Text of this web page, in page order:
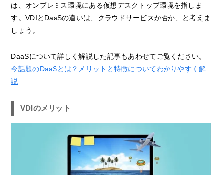
は、オンプレミス環境にある仮想デスクトップ環境を指しま
す。VDIとDaaSの違いは、クラウドサービスか否か、と考えま
しょう。
DaaSについて詳しく解説した記事もあわせてご覧ください。
今話題のDaaSとは？メリットと特徴についてわかりやすく解
説
VDIのメリット